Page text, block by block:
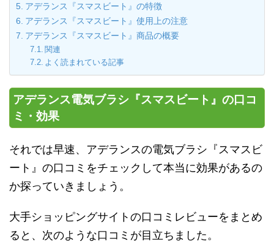
アデランス『スマスビート』の特徴
アデランス『スマスビート』使用上の注意
アデランス『スマスビート』商品の概要
関連
よく読まれている記事
アデランス電気ブラシ『スマスビート』の口コ
ミ・効果
それでは早速、アデランスの電気ブラシ『スマスビ
ート』の口コミをチェックして本当に効果があるの
か探っていきましょう。
大手ショッピングサイトの口コミレビューをまとめ
ると、次のような口コミが目立ちました。